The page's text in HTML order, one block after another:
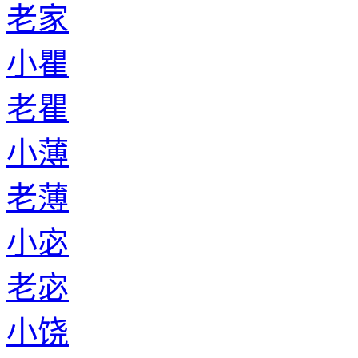
老家
小瞿
老瞿
小薄
老薄
小宓
老宓
小饶